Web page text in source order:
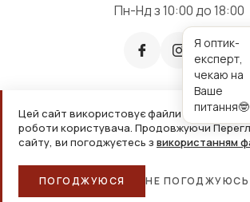
Цей сайт використовує файли cookie для
роботи користувача. Продовжуючи
сайту, ви погоджуєтесь з використанням
ПОГОДЖУЮСЯ НЕ ПОГОДЖУЮСЬ
Пн-Нд з 10:00 до 18:00
2026, ТОВ «Дім оптики» Усі права
Приймаємо до оплати:
Я оптик-
експерт,
чекаю на
Ваше
питання🤓